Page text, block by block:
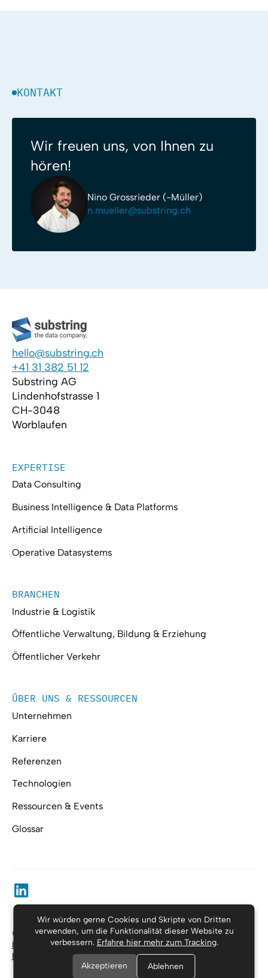
KONTAKT
Wir freuen uns, von Ihnen zu
hören!
Nino Grossrieder (-Müller)
n.mueller@substring.ch
hello@substring.ch
+41 31 382 51 12
Substring AG
Lindenhofstrasse 1
CH-3048
Worblaufen
EXPERTISE
Data Consulting
Business Intelligence & Data Platforms
Artificial Intelligence
Operative Datasystems
BRANCHEN
Industrie & Logistik
Öffentliche Verwaltung, Bildung & Erziehung
Öffentlicher Verkehr
ÜBER UNS & RESSOURCEN
Unternehmen
Karriere
Referenzen
Technologien
Ressourcen & Events
Glossar
© Substring, alle Rechte vorbehalten.
Impressum
Datenschutzerklärung
Wir würden gerne Cookies und Skripte von Dritten
verwenden, um die Funktionalität dieser Website zu
verbessern. Erfahre hier mehr zum Tracking.
Akzeptieren Ablehnen